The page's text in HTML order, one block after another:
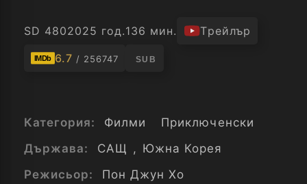
SD 4802025 год.136 мин. Трейлър
IMDb 6.7 / 256747 SUB
Категория: Филми
Приключенски
Държава:
САЩ , Южна Корея
Режисьор:
Пон Джун Хо